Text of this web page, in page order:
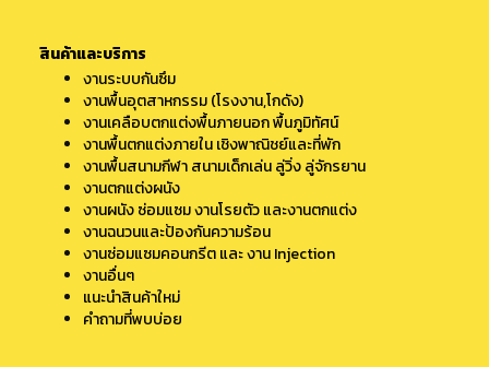
สินค้าและบริการ
งานระบบกันซึม
งานพื้นอุตสาหกรรม (โรงงาน,โกดัง)
งานเคลือบตกแต่งพื้นภายนอก พื้นภูมิทัศน์
งานพื้นตกแต่งภายใน เชิงพาณิชย์และที่พัก
งานพื้นสนามกีฬา สนามเด็กเล่น ลู่วิ่ง ลู่จักรยาน
งานตกแต่งผนัง
งานผนัง ซ่อมแซม งานโรยตัว และงานตกแต่ง
งานฉนวนและป้องกันความร้อน
งานซ่อมแซมคอนกรีต และ งาน Injection
งานอื่นๆ
แนะนำสินค้าใหม่
คำถามที่พบบ่อย